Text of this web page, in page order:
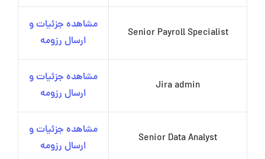
Senior Payroll Specialist
مشاهده جزئیات و
ارسال رزومه
Jira admin
مشاهده جزئیات و
ارسال رزومه
Senior Data Analyst
مشاهده جزئیات و
ارسال رزومه